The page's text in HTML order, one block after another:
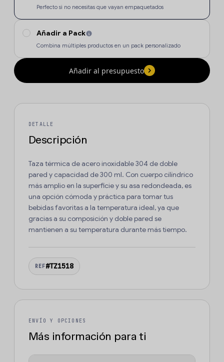
Perfecto si no necesitas que vayan empaquetados
Añadir a Pack
Combina múltiples productos en un pack personalizado
Añadir al presupuesto
DETALLE
Descripción
Taza térmica de acero inoxidable 304 de doble
pared y capacidad de 300 ml. Con cuerpo cilíndrico
más amplio en la superficie y su asa redondeada, es
una opción cómoda y práctica para tomar tus
bebidas favoritas a la temperatura ideal, ya que
gracias a su composición y doble pared se
mantienen a su temperatura durante más tiempo.
REF#TZ1518
ENVÍO Y OPCIONES
Más información para ti